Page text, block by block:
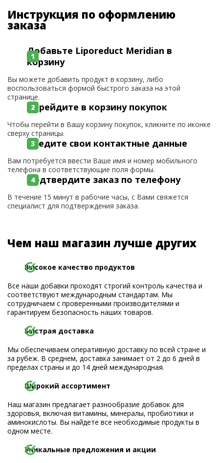
Инструкция по оформлению
заказа
Добавьте Liporeduct Meridian в
корзину
Вы можете добавить продукт в корзину, либо
воспользоваться формой быстрого заказа на этой
странице.
Перейдите в корзину покупок
Чтобы перейти в Вашу корзину покупок, кликните по иконке
сверху страницы.
Введите свои контактные данные
Вам потребуется ввести Ваше имя и номер мобильного
телефона в соответствующие поля формы.
Подтвердите заказ по телефону
В течение 15 минут в рабочие часы, с Вами свяжется
специалист для подтверждения заказа.
Чем наш магазин лучше других
Высокое качество продуктов
Все наши добавки проходят строгий контроль качества и
соответствуют международным стандартам. Мы
сотрудничаем с проверенными производителями и
гарантируем безопасность наших товаров.
Быстрая доставка
Мы обеспечиваем оперативную доставку по всей стране и
за рубеж. В среднем, доставка занимает от 2 до 6 дней в
пределах страны и до 14 дней международная.
Широкий ассортимент
Наш магазин предлагает разнообразие добавок для
здоровья, включая витамины, минералы, пробиотики и
аминокислоты. Вы найдете все необходимые продукты в
одном месте.
Уникальные предложения и акции